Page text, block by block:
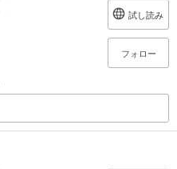
試し読み
フォロー